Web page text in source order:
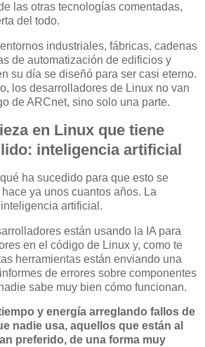
las otras tecnologías comentadas,
del todo.
industriales, fábricas, cadenas
de automatización de edificios y
su día se diseñó para ser casi eterno.
los desarrolladores de Linux no van
de ARCnet, sino solo una parte.
en Linux que tiene
inteligencia artificial
ha sucedido para que esto se
ya unos cuantos años. La
artificial.
están usando la IA para
en el código de Linux y, como te
herramientas están enviando una
de errores sobre componentes
sabe muy bien cómo funcionan.
y energía arreglando fallos de
nadie usa, aquellos que están al
preferido, de una forma muy